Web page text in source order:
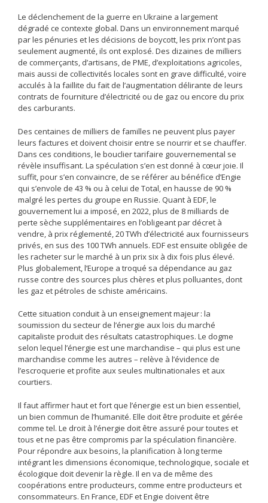
Le déclenchement de la guerre en Ukraine a largement
dégradé ce contexte global. Dans un environnement marqué
par les pénuries et les décisions de boycott, les prix n’ont pas
seulement augmenté, ils ont explosé. Des dizaines de milliers
de commerçants, d’artisans, de PME, d’exploitations agricoles,
mais aussi de collectivités locales sont en grave difficulté, voire
acculés à la faillite du fait de l’augmentation délirante de leurs
contrats de fourniture d’électricité ou de gaz ou encore du prix
des carburants.
Des centaines de milliers de familles ne peuvent plus payer
leurs factures et doivent choisir entre se nourrir et se chauffer.
Dans ces conditions, le bouclier tarifaire gouvernemental se
révèle insuffisant. La spéculation s’en est donné à cœur joie. Il
suffit, pour s’en convaincre, de se référer au bénéfice d’Engie
qui s’envole de 43 % ou à celui de Total, en hausse de 90 %
malgré les pertes du groupe en Russie. Quant à EDF, le
gouvernement lui a imposé, en 2022, plus de 8 milliards de
perte sèche supplémentaires en l’obligeant par décret à
vendre, à prix réglementé, 20 TWh d’électricité aux fournisseurs
privés, en sus des 100 TWh annuels. EDF est ensuite obligée de
les racheter sur le marché à un prix six à dix fois plus élevé.
Plus globalement, l’Europe a troqué sa dépendance au gaz
russe contre des sources plus chères et plus polluantes, dont
les gaz et pétroles de schiste américains.
Cette situation conduit à un enseignement majeur : la
soumission du secteur de l’énergie aux lois du marché
capitaliste produit des résultats catastrophiques. Le dogme
selon lequel l’énergie est une marchandise – qui plus est une
marchandise comme les autres – relève à l’évidence de
l’escroquerie et profite aux seules multinationales et aux
courtiers.
Il faut affirmer haut et fort que l’énergie est un bien essentiel,
un bien commun de l’humanité. Elle doit être produite et gérée
comme tel. Le droit à l’énergie doit être assuré pour toutes et
tous et ne pas être compromis par la spéculation financière.
Pour répondre aux besoins, la planification à long terme
intégrant les dimensions économique, technologique, sociale et
écologique doit devenir la règle. Il en va de même des
coopérations entre producteurs, comme entre producteurs et
consommateurs. En France, EDF et Engie doivent être